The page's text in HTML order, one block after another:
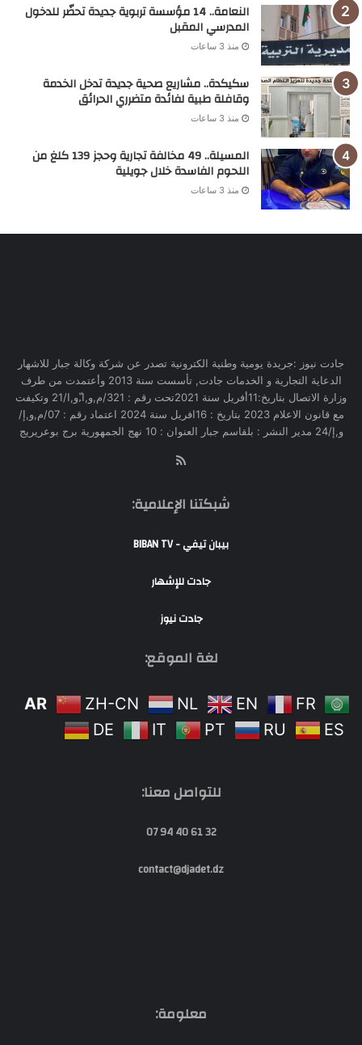
النعامة.. 14 مؤسسة تربوية جديدة تحضّر للدخول
المدرسي المقبل
منذ 3 ساعات
سكيكدة.. مشاريع صحية جديدة تدخل الخدمة
وقافلة طبية لفائدة متضرري الحرائق
منذ 3 ساعات
المسيلة.. 49 مخالفة تجارية وحجز 139 كلغ من
اللحوم الفاسدة خلال جويلية
منذ 3 ساعات
جادت نيوز :جريدة يومية وطنية الكترونية تصدر عن شركة وكالة جبار للاشهار
الدعاية التجارية و الخدمات جادت, تأسست سنة 2013 وأعتمدت من طرف
وزارة الاتصال بتاريخ:11أفريل سنة 2021تحت رقم : 321/م,و,ا,ّو,ا/21 وتكيفت
مع قانون الاعلام 2023 بتاريخ : 16افريل سنة 2024 اعتماد رقم : 07/م,و,إ/
و,إ/24 مدير النشر : بلقاسم جبار العنوان : 10 نهج الجمهورية برج بوعريريج
شبكتنا الإعلامية:
بيبان تيفي - BIBAN TV
جادت للإشهار
جادت نيوز
لغة الموقع:
AR ZH-CN NL EN
FR
DE
IT PT RU ES
للتواصل معنا:
32 61 40 94 07
contact@djadet.dz
معلومة: